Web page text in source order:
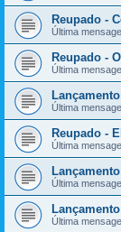
Reupado -
Última
Reupado -
Última
Última
Reupado -
Última
Última
Última